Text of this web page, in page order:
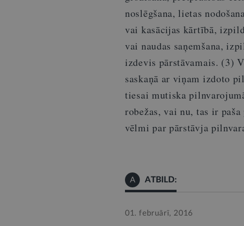
noslēgšana, lietas
vai kasācijas kārtībā,
vai naudas saņemšana,
izdevis pārstāvamais. (3)
saskaņā ar viņam izdoto
tiesai mutiska
robežas, vai nu, tas ir
vēlmi par pārstāvja
A ATBILD:
01. februārī, 2016